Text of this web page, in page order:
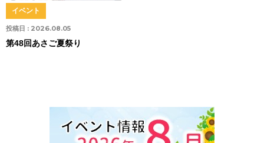
投稿日 : 2026.08.05
イベント
第48回あさご夏祭り